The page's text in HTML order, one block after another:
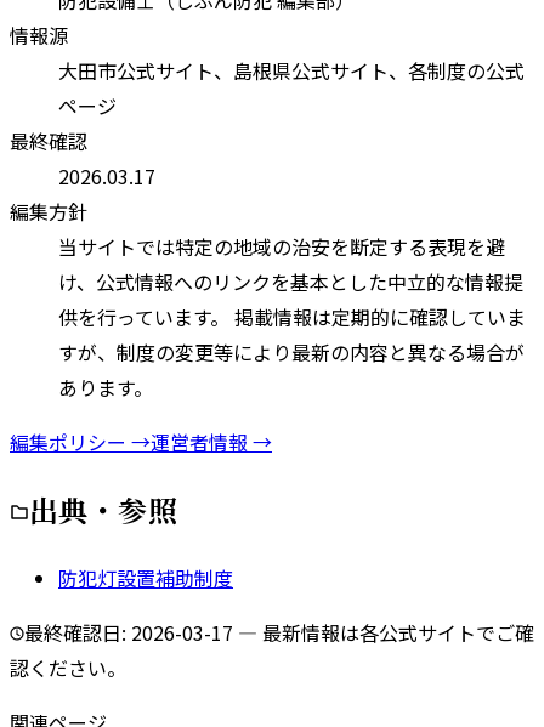
情報源
大田市公式サイト、 島根県公式サイト、各制度の公式
ページ
最終確認
2026.03.17
編集方針
当サイトでは特定の地域の治安を断定する表現を避
け、公式情報へのリンクを基本とした中立的な情報提
供を行っています。 掲載情報は定期的に確認していま
すが、制度の変更等により最新の内容と異なる場合が
あります。
編集ポリシー →運営者情報 →
出典・参照
防犯灯設置補助制度
最終確認日: 2026-03-17 — 最新情報は各公式サイトでご確
認ください。